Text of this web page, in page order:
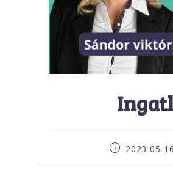
2023-05-16